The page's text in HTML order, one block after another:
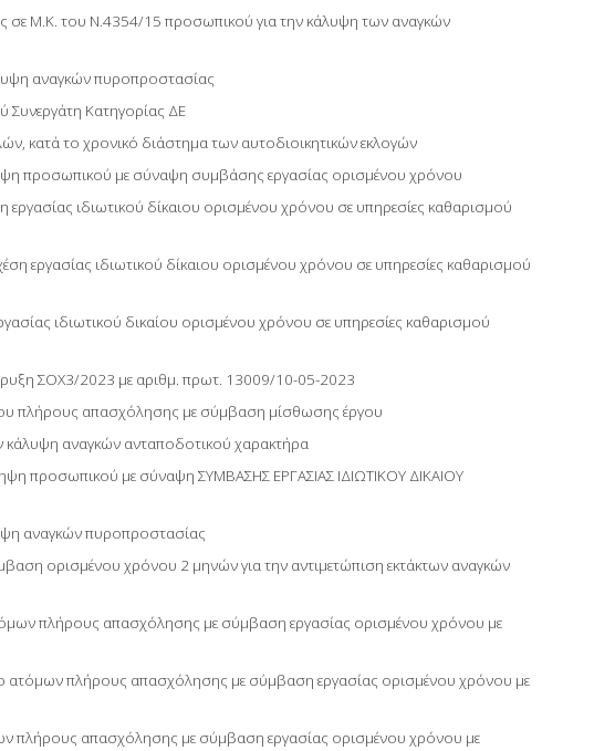
Μ.Κ. του Ν.4354/15 προσωπικού για την κάλυψη των αναγκών
αναγκών πυροπροστασίας
Συνεργάτη Κατηγορίας ΔΕ
κατά το χρονικό διάστημα των αυτοδιοικητικών εκλογών
προσωπικού με σύναψη συμβάσης εργασίας ορισμένου χρόνου
ιδιωτικού δίκαιου ορισμένου χρόνου σε υπηρεσίες καθαρισμού
εργασίας ιδιωτικού δίκαιου ορισμένου χρόνου σε υπηρεσίες καθαρισμού
ιδιωτικού δικαίου ορισμένου χρόνου σε υπηρεσίες καθαρισμού
ΣΟΧ3/2023 με αριθμ. πρωτ. 13009/10-05-2023
πλήρους απασχόλησης με σύμβαση μίσθωσης έργου
αναγκών ανταποδοτικού χαρακτήρα
προσωπικού με σύναψη ΣΥΜΒΑΣΗΣ ΕΡΓΑΣΙΑΣ ΙΔΙΩΤΙΚΟΥ ΔΙΚΑΙΟΥ
αναγκών πυροπροστασίας
ορισμένου χρόνου 2 μηνών για την αντιμετώπιση εκτάκτων αναγκών
πλήρους απασχόλησης με σύμβαση εργασίας ορισμένου χρόνου με
πλήρους απασχόλησης με σύμβαση εργασίας ορισμένου χρόνου με
απασχόλησης με σύμβαση εργασίας oρισμένου χρόνου με